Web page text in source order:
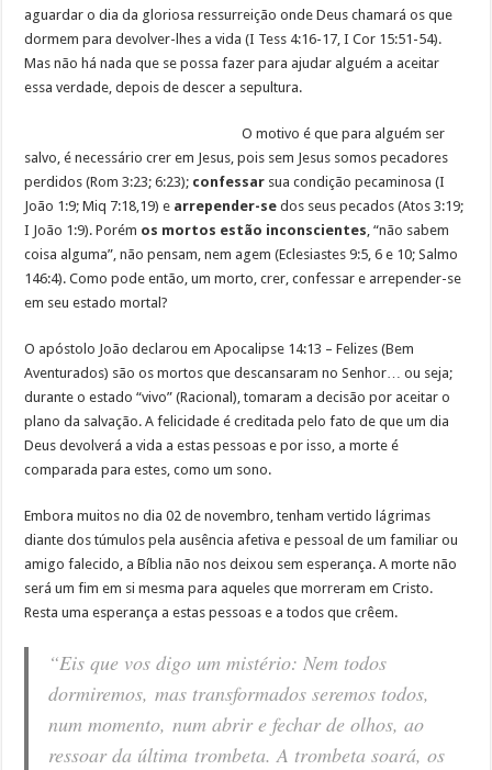
aguardar o dia da gloriosa ressurreição onde Deus chamará os que
dormem para devolver-lhes a vida (I Tess 4:16-17, I Cor 15:51-54).
Mas não há nada que se possa fazer para ajudar alguém a aceitar
essa verdade, depois de descer a sepultura.
O motivo é que para alguém ser
salvo, é necessário crer em Jesus, pois sem Jesus somos pecadores
perdidos (Rom 3:23; 6:23); confessar sua condição pecaminosa (I
João 1:9; Miq 7:18,19) e arrepender-se dos seus pecados (Atos 3:19;
I João 1:9). Porém os mortos estão inconscientes , “não sabem
coisa alguma”, não pensam, nem agem (Eclesiastes 9:5, 6 e 10; Salmo
146:4). Como pode então, um morto, crer, confessar e arrepender-se
em seu estado mortal?
O apóstolo João declarou em Apocalipse 14:13 – Felizes (Bem
Aventurados) são os mortos que descansaram no Senhor… ou seja;
durante o estado “vivo” (Racional), tomaram a decisão por aceitar o
plano da salvação. A felicidade é creditada pelo fato de que um dia
Deus devolverá a vida a estas pessoas e por isso, a morte é
comparada para estes, como um sono.
Embora muitos no dia 02 de novembro, tenham vertido lágrimas
diante dos túmulos pela ausência afetiva e pessoal de um familiar ou
amigo falecido, a Bíblia não nos deixou sem esperança. A morte não
será um fim em si mesma para aqueles que morreram em Cristo.
Resta uma esperança a estas pessoas e a todos que crêem.
“Eis que vos digo um mistério: Nem todos
dormiremos, mas transformados seremos todos,
num momento, num abrir e fechar de olhos, ao
ressoar da última trombeta. A trombeta soará, os